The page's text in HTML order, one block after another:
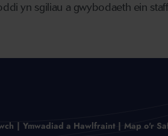
yn sgiliau a gwybodaeth ein
Ymwadiad a Hawlfraint Map o'r